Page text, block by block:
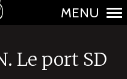
MENU
Le port SD